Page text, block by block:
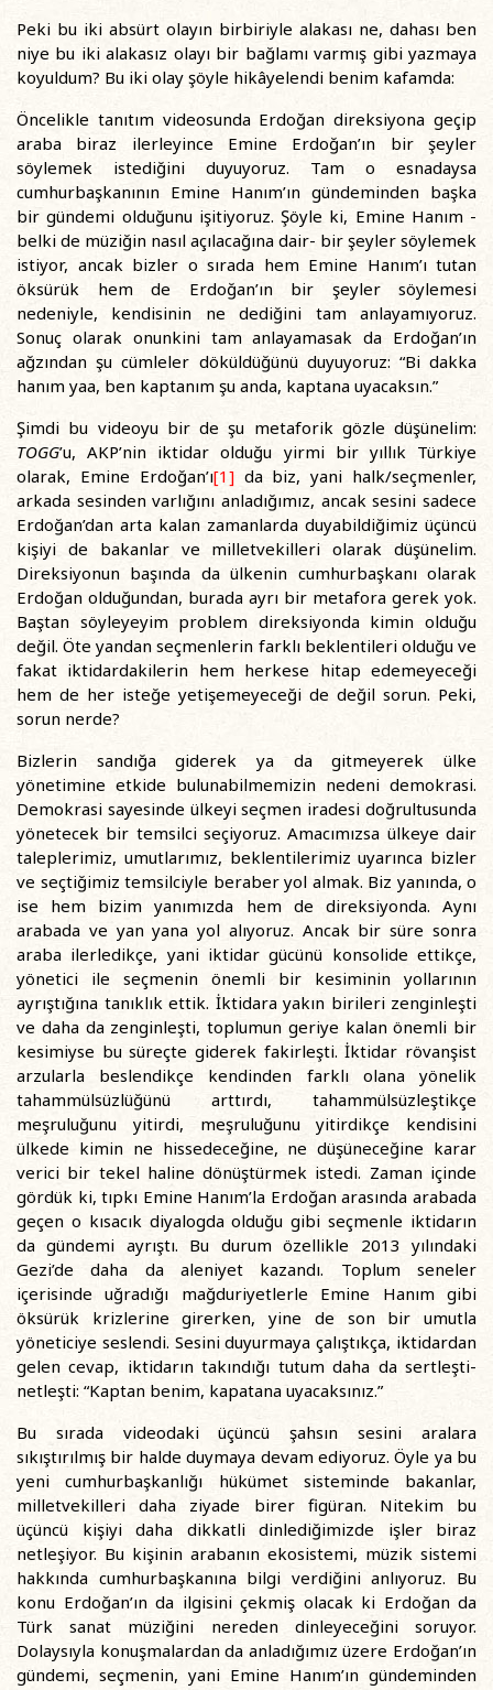
Peki bu iki absürt olayın birbiriyle alakası ne, dahası ben
niye bu iki alakasız olayı bir bağlamı varmış gibi yazmaya
koyuldum? Bu iki olay şöyle hikâyelendi benim kafamda:
Öncelikle tanıtım videosunda Erdoğan direksiyona geçip
araba biraz ilerleyince Emine Erdoğan’ın bir şeyler
söylemek istediğini duyuyoruz. Tam o esnadaysa
cumhurbaşkanının Emine Hanım’ın gündeminden başka
bir gündemi olduğunu işitiyoruz. Şöyle ki, Emine Hanım -
belki de müziğin nasıl açılacağına dair- bir şeyler söylemek
istiyor, ancak bizler o sırada hem Emine Hanım’ı tutan
öksürük hem de Erdoğan’ın bir şeyler söylemesi
nedeniyle, kendisinin ne dediğini tam anlayamıyoruz.
Sonuç olarak onunkini tam anlayamasak da Erdoğan’ın
ağzından şu cümleler döküldüğünü duyuyoruz: “Bi dakka
hanım yaa, ben kaptanım şu anda, kaptana uyacaksın.”
Şimdi bu videoyu bir de şu metaforik gözle düşünelim:
TOGG’u, AKP’nin iktidar olduğu yirmi bir yıllık Türkiye
olarak, Emine Erdoğan’ı[1]da biz, yani halk/seçmenler,
arkada sesinden varlığını anladığımız, ancak sesini sadece
Erdoğan’dan arta kalan zamanlarda duyabildiğimiz üçüncü
kişiyi de bakanlar ve milletvekilleri olarak düşünelim.
Direksiyonun başında da ülkenin cumhurbaşkanı olarak
Erdoğan olduğundan, burada ayrı bir metafora gerek yok.
Baştan söyleyeyim problem direksiyonda kimin olduğu
değil. Öte yandan seçmenlerin farklı beklentileri olduğu ve
fakat iktidardakilerin hem herkese hitap edemeyeceği
hem de her isteğe yetişemeyeceği de değil sorun. Peki,
sorun nerde?
Bizlerin sandığa giderek ya da gitmeyerek ülke
yönetimine etkide bulunabilmemizin nedeni demokrasi.
Demokrasi sayesinde ülkeyi seçmen iradesi doğrultusunda
yönetecek bir temsilci seçiyoruz. Amacımızsa ülkeye dair
taleplerimiz, umutlarımız, beklentilerimiz uyarınca bizler
ve seçtiğimiz temsilciyle beraber yol almak. Biz yanında, o
ise hem bizim yanımızda hem de direksiyonda. Aynı
arabada ve yan yana yol alıyoruz. Ancak bir süre sonra
araba ilerledikçe, yani iktidar gücünü konsolide ettikçe,
yönetici ile seçmenin önemli bir kesiminin yollarının
ayrıştığına tanıklık ettik. İktidara yakın birileri zenginleşti
ve daha da zenginleşti, toplumun geriye kalan önemli bir
kesimiyse bu süreçte giderek fakirleşti. İktidar rövanşist
arzularla beslendikçe kendinden farklı olana yönelik
tahammülsüzlüğünü arttırdı, tahammülsüzleştikçe
meşruluğunu yitirdi, meşruluğunu yitirdikçe kendisini
ülkede kimin ne hissedeceğine, ne düşüneceğine karar
verici bir tekel haline dönüştürmek istedi. Zaman içinde
gördük ki, tıpkı Emine Hanım’la Erdoğan arasında arabada
geçen o kısacık diyalogda olduğu gibi seçmenle iktidarın
da gündemi ayrıştı. Bu durum özellikle 2013 yılındaki
Gezi’de daha da aleniyet kazandı. Toplum seneler
içerisinde uğradığı mağduriyetlerle Emine Hanım gibi
öksürük krizlerine girerken, yine de son bir umutla
yöneticiye seslendi. Sesini duyurmaya çalıştıkça, iktidardan
gelen cevap, iktidarın takındığı tutum daha da sertleşti-
netleşti: “Kaptan benim, kapatana uyacaksınız.”
Bu sırada videodaki üçüncü şahsın sesini aralara
sıkıştırılmış bir halde duymaya devam ediyoruz. Öyle ya bu
yeni cumhurbaşkanlığı hükümet sisteminde bakanlar,
milletvekilleri daha ziyade birer figüran. Nitekim bu
üçüncü kişiyi daha dikkatli dinlediğimizde işler biraz
netleşiyor. Bu kişinin arabanın ekosistemi, müzik sistemi
hakkında cumhurbaşkanına bilgi verdiğini anlıyoruz. Bu
konu Erdoğan’ın da ilgisini çekmiş olacak ki Erdoğan da
Türk sanat müziğini nereden dinleyeceğini soruyor.
Dolaysıyla konuşmalardan da anladığımız üzere Erdoğan’ın
gündemi, seçmenin, yani Emine Hanım’ın gündeminden